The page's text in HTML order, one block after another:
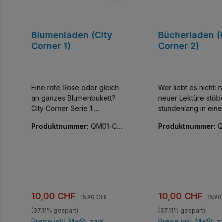
Blumenladen (City
Corner 1)
Eine rote Rose oder gleich
an ganzes Blumenbukett?
City Corner Serie 1:
mit unglaublicher Detailfülle.
keine Aufkleber!
Produktnummer: QM01-C01
Verkaufspreis:
10,00 CHF Regulärer Preis:
15,90 CHF
(37.11% gespart)
Bücherladen
Corner 2)
Wer liebt es nicht:
neuer Lektüre
stundenlang in
2 : Die zweite
Innen wie Außen vor
kreativen
so strotzen. Alle Teile
Produktnummer:
Verkaufspreis:
10,00 CHF
(37.11% gespart)